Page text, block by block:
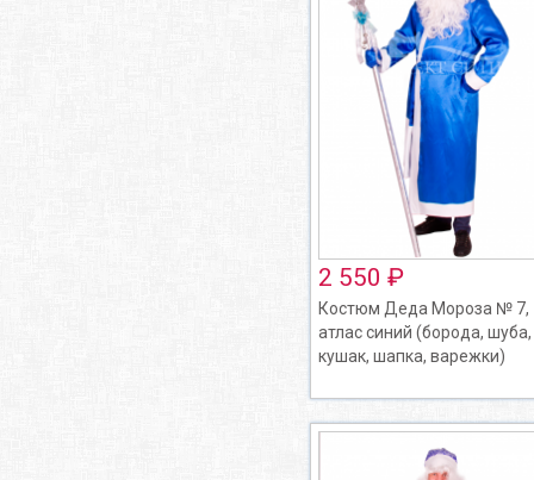
2 550 ₽
Костюм Деда Мороза № 7,
атлас синий (борода, шуба,
кушак, шапка, варежки)